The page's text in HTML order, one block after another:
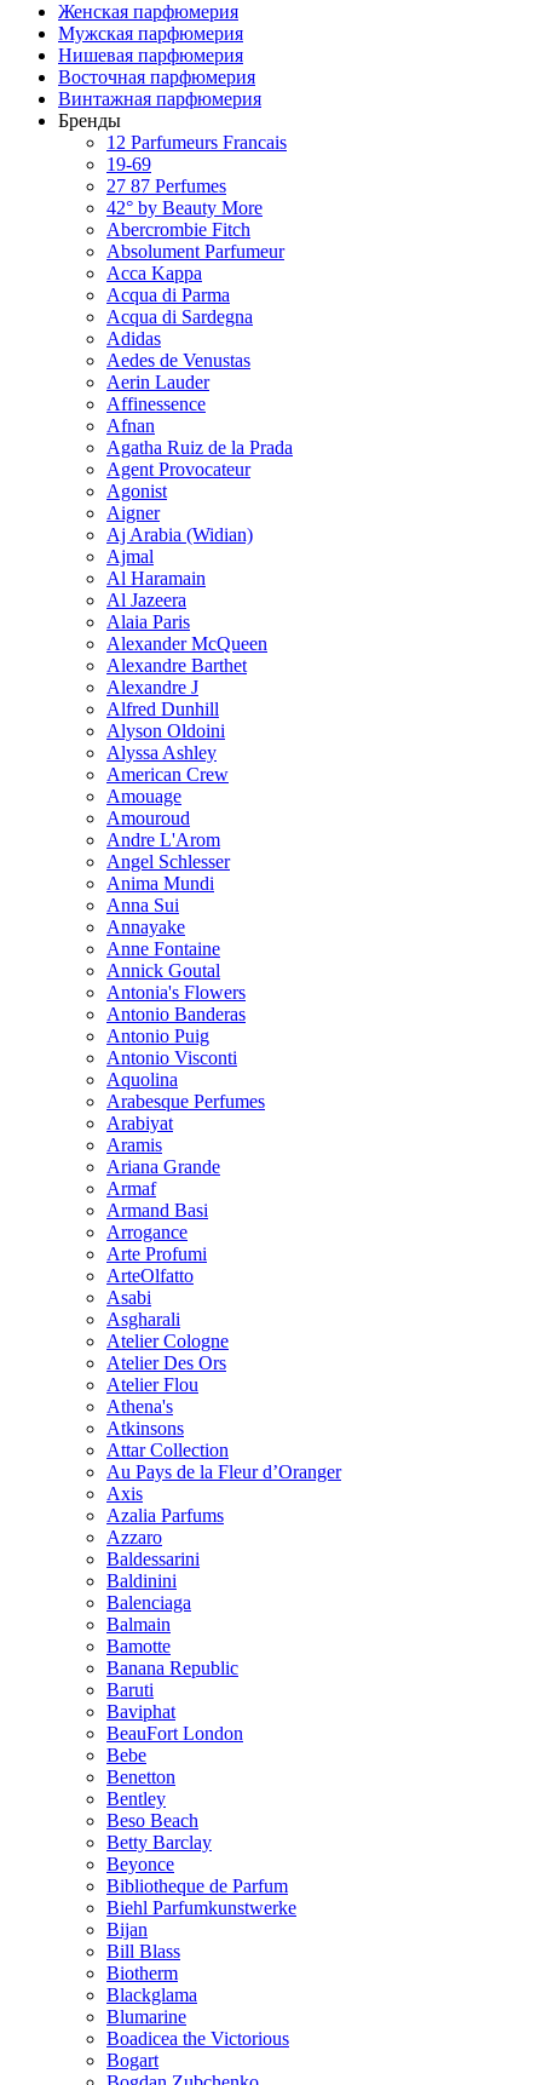
Женская парфюмерия
Мужская парфюмерия
Нишевая парфюмерия
Восточная парфюмерия
Винтажная парфюмерия
Бренды
12 Parfumeurs Francais
19-69
27 87 Perfumes
42° by Beauty More
Abercrombie Fitch
Absolument Parfumeur
Acca Kappa
Acqua di Parma
Acqua di Sardegna
Adidas
Aedes de Venustas
Aerin Lauder
Affinessence
Afnan
Agatha Ruiz de la Prada
Agent Provocateur
Agonist
Aigner
Aj Arabia (Widian)
Ajmal
Al Haramain
Al Jazeera
Alaia Paris
Alexander McQueen
Alexandre Barthet
Alexandre J
Alfred Dunhill
Alyson Oldoini
Alyssa Ashley
American Crew
Amouage
Amouroud
Andre L'Arom
Angel Schlesser
Anima Mundi
Anna Sui
Annayake
Anne Fontaine
Annick Goutal
Antonia's Flowers
Antonio Banderas
Antonio Puig
Antonio Visconti
Aquolina
Arabesque Perfumes
Arabiyat
Aramis
Ariana Grande
Armaf
Armand Basi
Arrogance
Arte Profumi
ArteOlfatto
Asabi
Asgharali
Atelier Cologne
Atelier Des Ors
Atelier Flou
Athena's
Atkinsons
Attar Collection
Au Pays de la Fleur d’Oranger
Axis
Azalia Parfums
Azzaro
Baldessarini
Baldinini
Balenciaga
Balmain
Bamotte
Banana Republic
Baruti
Baviphat
BeauFort London
Bebe
Benetton
Bentley
Beso Beach
Betty Barclay
Beyonce
Bibliotheque de Parfum
Biehl Parfumkunstwerke
Bijan
Bill Blass
Biotherm
Blackglama
Blumarine
Boadicea the Victorious
Bogart